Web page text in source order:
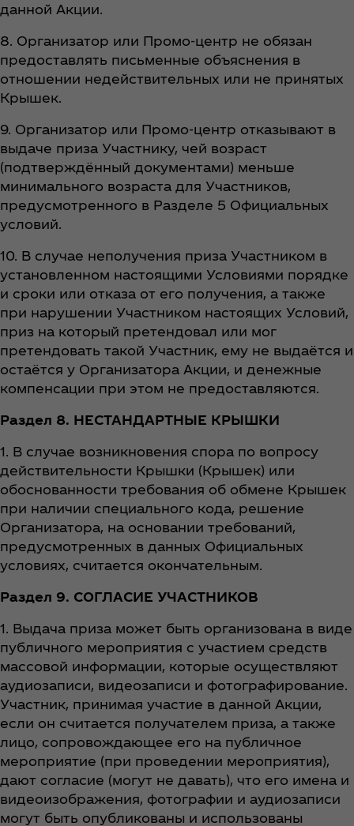
данной Акции.
8. Организатор или Промо-центр не обязан
предоставлять письменные объяснения в
отношении недействительных или не принятых
Крышек.
9. Организатор или Промо-центр отказывают в
выдаче приза Участнику, чей возраст
(подтверждённый документами) меньше
минимального возраста для Участников,
предусмотренного в Разделе 5 Официальных
условий.
10. В случае неполучения приза Участником в
установленном настоящими Условиями порядке
и сроки или отказа от его получения, а также
при нарушении Участником настоящих Условий,
приз на который претендовал или мог
претендовать такой Участник, ему не выдаётся и
остаётся у Организатора Акции, и денежные
компенсации при этом не предоставляются.
Раздел 8. НЕСТАНДАРТНЫЕ КРЫШКИ
1. В случае возникновения спора по вопросу
действительности Крышки (Крышек) или
обоснованности требования об обмене Крышек
при наличии специального кода, решение
Организатора, на основании требований,
предусмотренных в данных Официальных
условиях, считается окончательным.
Раздел 9. СОГЛАСИЕ УЧАСТНИКОВ
1. Выдача приза может быть организована в виде
публичного мероприятия с участием средств
массовой информации, которые осуществляют
аудиозаписи, видеозаписи и фотографирование.
Участник, принимая участие в данной Акции,
если он считается получателем приза, а также
лицо, сопровождающее его на публичное
мероприятие (при проведении мероприятия),
дают согласие (могут не давать), что его имена и
видеоизображения, фотографии и аудиозаписи
могут быть опубликованы и использованы